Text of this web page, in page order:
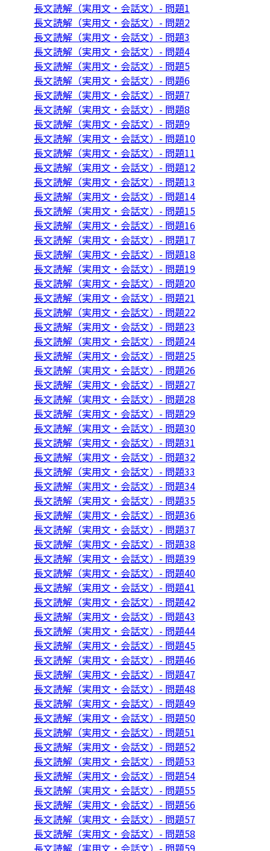
長文読解（実用文・会話文）- 問題1
長文読解（実用文・会話文）- 問題2
長文読解（実用文・会話文）- 問題3
長文読解（実用文・会話文）- 問題4
長文読解（実用文・会話文）- 問題5
長文読解（実用文・会話文）- 問題6
長文読解（実用文・会話文）- 問題7
長文読解（実用文・会話文）- 問題8
長文読解（実用文・会話文）- 問題9
長文読解（実用文・会話文）- 問題10
長文読解（実用文・会話文）- 問題11
長文読解（実用文・会話文）- 問題12
長文読解（実用文・会話文）- 問題13
長文読解（実用文・会話文）- 問題14
長文読解（実用文・会話文）- 問題15
長文読解（実用文・会話文）- 問題16
長文読解（実用文・会話文）- 問題17
長文読解（実用文・会話文）- 問題18
長文読解（実用文・会話文）- 問題19
長文読解（実用文・会話文）- 問題20
長文読解（実用文・会話文）- 問題21
長文読解（実用文・会話文）- 問題22
長文読解（実用文・会話文）- 問題23
長文読解（実用文・会話文）- 問題24
長文読解（実用文・会話文）- 問題25
長文読解（実用文・会話文）- 問題26
長文読解（実用文・会話文）- 問題27
長文読解（実用文・会話文）- 問題28
長文読解（実用文・会話文）- 問題29
長文読解（実用文・会話文）- 問題30
長文読解（実用文・会話文）- 問題31
長文読解（実用文・会話文）- 問題32
長文読解（実用文・会話文）- 問題33
長文読解（実用文・会話文）- 問題34
長文読解（実用文・会話文）- 問題35
長文読解（実用文・会話文）- 問題36
長文読解（実用文・会話文）- 問題37
長文読解（実用文・会話文）- 問題38
長文読解（実用文・会話文）- 問題39
長文読解（実用文・会話文）- 問題40
長文読解（実用文・会話文）- 問題41
長文読解（実用文・会話文）- 問題42
長文読解（実用文・会話文）- 問題43
長文読解（実用文・会話文）- 問題44
長文読解（実用文・会話文）- 問題45
長文読解（実用文・会話文）- 問題46
長文読解（実用文・会話文）- 問題47
長文読解（実用文・会話文）- 問題48
長文読解（実用文・会話文）- 問題49
長文読解（実用文・会話文）- 問題50
長文読解（実用文・会話文）- 問題51
長文読解（実用文・会話文）- 問題52
長文読解（実用文・会話文）- 問題53
長文読解（実用文・会話文）- 問題54
長文読解（実用文・会話文）- 問題55
長文読解（実用文・会話文）- 問題56
長文読解（実用文・会話文）- 問題57
長文読解（実用文・会話文）- 問題58